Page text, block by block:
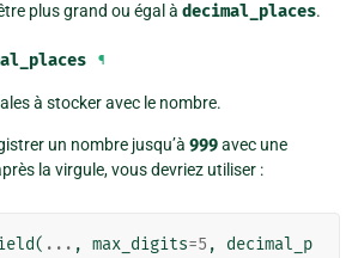
plus grand ou égal à decimal_places.
¶
à stocker avec le nombre.
un nombre jusqu’à 999avec une
la virgule, vous devriez utiliser :
( ... , max_digits=5 ,
decimal_p